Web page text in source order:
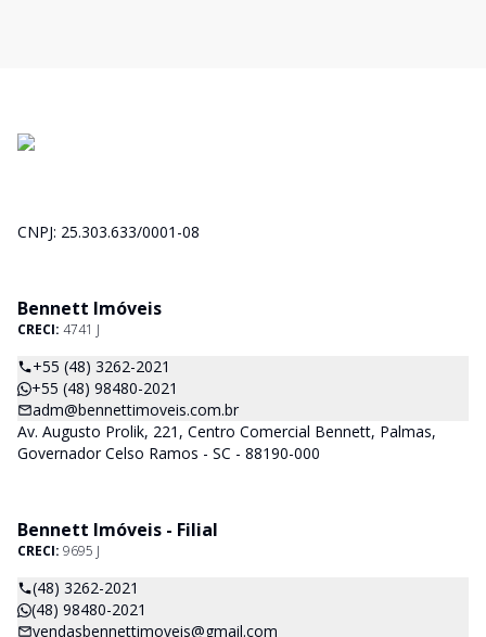
CNPJ: 25.303.633/0001-08
Bennett Imóveis
CRECI: 4741 J
+55 (48) 3262-2021
+55 (48) 98480-2021
adm@bennettimoveis.com.br
Av. Augusto Prolik, 221, Centro Comercial Bennett, Palmas,
Governador Celso Ramos - SC - 88190-000
Bennett Imóveis - Filial
CRECI: 9695 J
(48) 3262-2021
(48) 98480-2021
vendasbennettimoveis@gmail.com